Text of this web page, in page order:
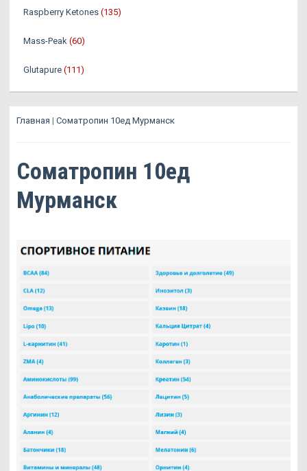
Raspberry Ketones (135)
Mass-Peak (60)
Glutapure (111)
Главная | Cоматропин 10ед Мурманск
Cоматропин 10ед
Мурманск